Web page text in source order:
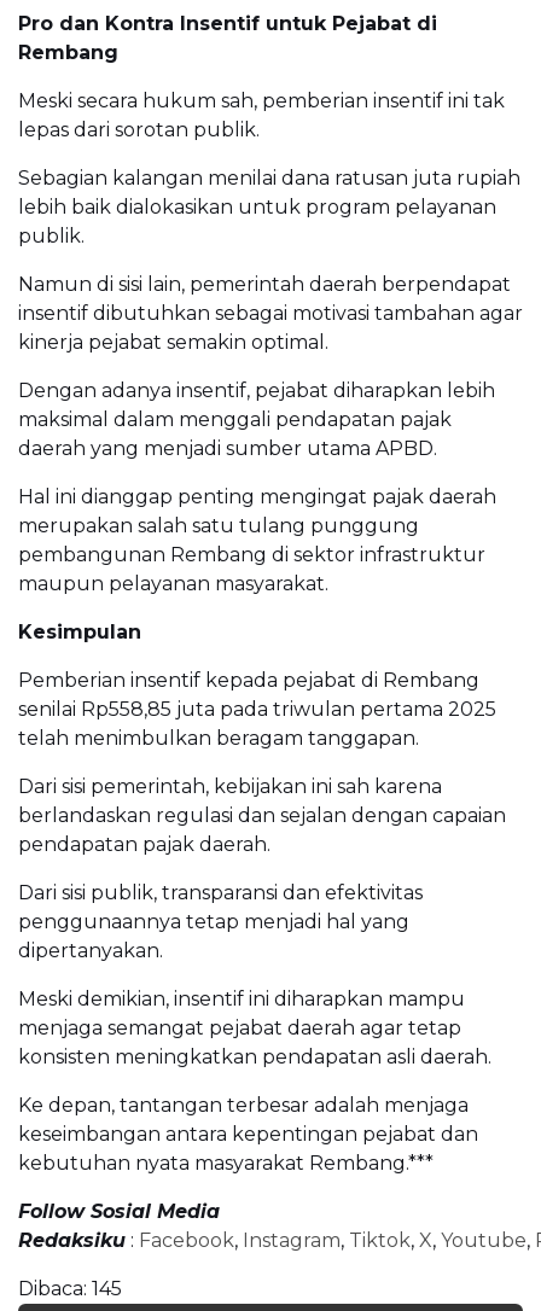
Pro dan Kontra Insentif untuk Pejabat di
Rembang
Meski secara hukum sah, pemberian insentif ini tak
lepas dari sorotan publik.
Sebagian kalangan menilai dana ratusan juta rupiah
lebih baik dialokasikan untuk program pelayanan
publik.
Namun di sisi lain, pemerintah daerah berpendapat
insentif dibutuhkan sebagai motivasi tambahan agar
kinerja pejabat semakin optimal.
Dengan adanya insentif, pejabat diharapkan lebih
maksimal dalam menggali pendapatan pajak
daerah yang menjadi sumber utama APBD.
Hal ini dianggap penting mengingat pajak daerah
merupakan salah satu tulang punggung
pembangunan Rembang di sektor infrastruktur
maupun pelayanan masyarakat.
Kesimpulan
Pemberian insentif kepada pejabat di Rembang
senilai Rp558,85 juta pada triwulan pertama 2025
telah menimbulkan beragam tanggapan.
Dari sisi pemerintah, kebijakan ini sah karena
berlandaskan regulasi dan sejalan dengan capaian
pendapatan pajak daerah.
Dari sisi publik, transparansi dan efektivitas
penggunaannya tetap menjadi hal yang
dipertanyakan.
Meski demikian, insentif ini diharapkan mampu
menjaga semangat pejabat daerah agar tetap
konsisten meningkatkan pendapatan asli daerah.
Ke depan, tantangan terbesar adalah menjaga
keseimbangan antara kepentingan pejabat dan
kebutuhan nyata masyarakat Rembang.***
Follow Sosial Media
Redaksiku : Facebook, Instagram, Tiktok, X, Youtube,
Dibaca: 145